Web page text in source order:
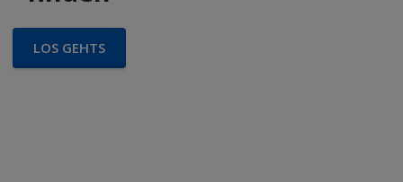
LOS GEHTS